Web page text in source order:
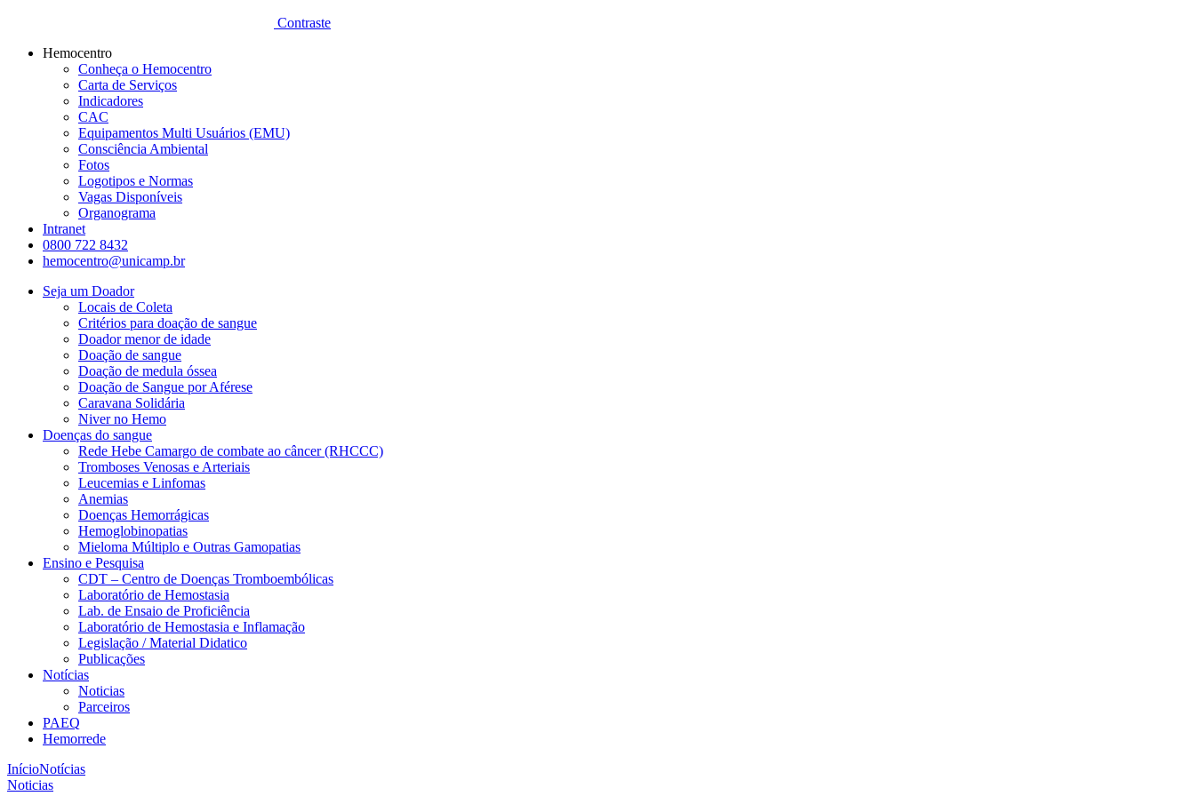
Contraste
Hemocentro
Conheça o Hemocentro
Carta de Serviços
Indicadores
CAC
Equipamentos Multi Usuários (EMU)
Consciência Ambiental
Fotos
Logotipos e Normas
Vagas Disponíveis
Organograma
Intranet
0800 722 8432
hemocentro@unicamp.br
Seja um Doador
Locais de Coleta
Critérios para doação de sangue
Doador menor de idade
Doação de sangue
Doação de medula óssea
Doação de Sangue por Aférese
Caravana Solidária
Niver no Hemo
Doenças do sangue
Rede Hebe Camargo de combate ao câncer (RHCCC)
Tromboses Venosas e Arteriais
Leucemias e Linfomas
Anemias
Doenças Hemorrágicas
Hemoglobinopatias
Mieloma Múltiplo e Outras Gamopatias
Ensino e Pesquisa
CDT – Centro de Doenças Tromboembólicas
Laboratório de Hemostasia
Lab. de Ensaio de Proficiência
Laboratório de Hemostasia e Inflamação
Legislação / Material Didatico
Publicações
Notícias
Noticias
Parceiros
PAEQ
Hemorrede
InícioNotícias
Noticias